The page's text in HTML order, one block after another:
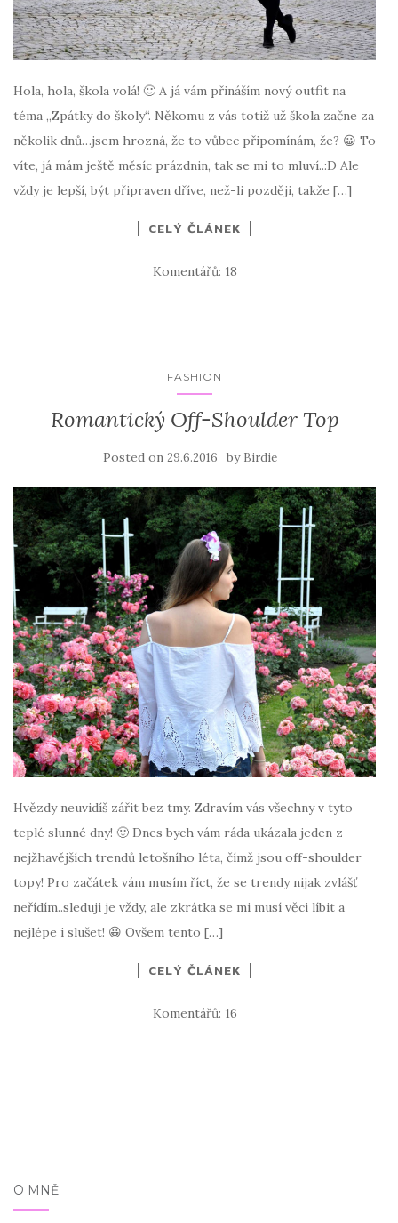
Hola, hola, škola volá! 🙂 A já vám přináším nový outfit na
téma „Zpátky do školy“. Někomu z vás totiž už škola začne za
několik dnů…jsem hrozná, že to vůbec připomínám, že? 😀 To
víte, já mám ještě měsíc prázdnin, tak se mi to mluví..:D Ale
vždy je lepší, být připraven dříve, než-li později, takže […]
CELÝ ČLÁNEK
Komentářů: 18
FASHION
Romantický Off-Shoulder Top
Posted on 29.6.2016 by Birdie
Hvězdy neuvidíš zářit bez tmy. Zdravím vás všechny v tyto
teplé slunné dny! 🙂 Dnes bych vám ráda ukázala jeden z
nejžhavějších trendů letošního léta, čímž jsou off-shoulder
topy! Pro začátek vám musím říct, že se trendy nijak zvlášť
neřídím..sleduji je vždy, ale zkrátka se mi musí věci líbit a
nejlépe i slušet! 😀 Ovšem tento […]
CELÝ ČLÁNEK
Komentářů: 16
O MNĚ